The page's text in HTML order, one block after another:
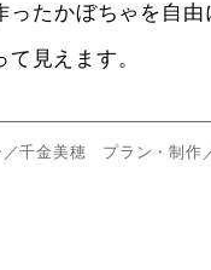
ったかぼちゃを自
見えます。
／千金美穂 プラン・制作